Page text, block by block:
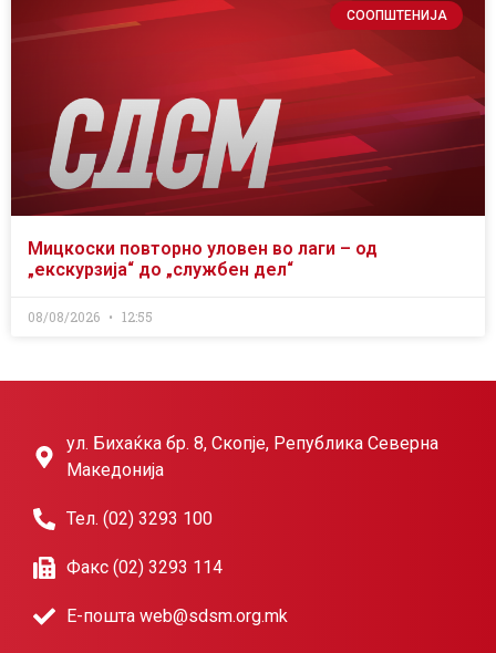
СООПШТЕНИЈА
Мицкоски повторно уловен во лаги – од
„екскурзија“ до „службен дел“
08/08/2026 12:55
ул. Бихаќка бр. 8, Скопје, Република Северна
Македонија
Тел. (02) 3293 100
Факс (02) 3293 114
Е-пошта web@sdsm.org.mk